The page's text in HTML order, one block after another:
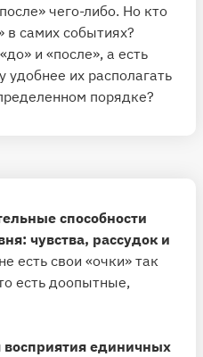
чего-либо. Но кто
в самих событиях?
и «после», а есть
их располагать
порядке?
способности
чувства, рассудок и
есть свои «очки» так
есть доопытные,
восприятия единичных